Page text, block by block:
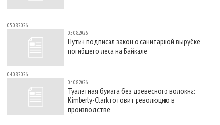
05.08.2026
05.08.2026
Путин подписал закон о санитарной вырубке
погибшего леса на Байкале
04.08.2026
04.08.2026
Туалетная бумага без древесного волокна:
Kimberly-Clark готовит революцию в
производстве